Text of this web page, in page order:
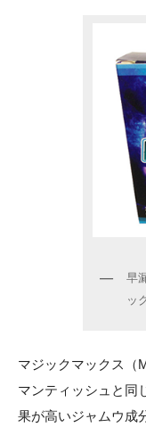
早
ッ
マジックマックス（
マンティッシュと同
果が高いジャムウ成